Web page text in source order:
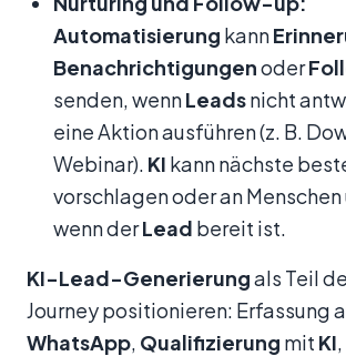
Automatisierung kann
Benachrichtigungenoder
senden, wennLeadsnicht
eine Aktion ausführen (z. B.
Webinar). KI kann nächste
vorschlagen oder an
wenn derLead bereit ist.
KI-Lead-Generierungals Teil
Journey positionieren: Erfassung
WhatsApp, Qualifizierung mit KI